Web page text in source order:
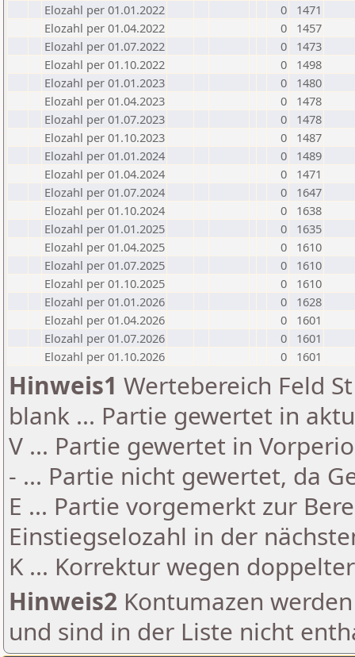
Elozahl per 01.01.2022
0
1471
Elozahl per 01.04.2022
0
1457
Elozahl per 01.07.2022
0
1473
Elozahl per 01.10.2022
0
1498
Elozahl per 01.01.2023
0
1480
Elozahl per 01.04.2023
0
1478
Elozahl per 01.07.2023
0
1478
Elozahl per 01.10.2023
0
1487
Elozahl per 01.01.2024
0
1489
Elozahl per 01.04.2024
0
1471
Elozahl per 01.07.2024
0
1647
Elozahl per 01.10.2024
0
1638
Elozahl per 01.01.2025
0
1635
Elozahl per 01.04.2025
0
1610
Elozahl per 01.07.2025
0
1610
Elozahl per 01.10.2025
0
1610
Elozahl per 01.01.2026
0
1628
Elozahl per 01.04.2026
0
1601
Elozahl per 01.07.2026
0
1601
Elozahl per 01.10.2026
0 1601
Hinweis1 Wertebereich Feld
blank ... Partie gewertet in
V ... Partie gewertet in
- ... Partie nicht gewertet, da
E ... Partie vorgemerkt zur
Einstiegselozahl in der
K ... Korrektur wegen
Hinweis2 Kontumazen
und sind in der Liste nicht